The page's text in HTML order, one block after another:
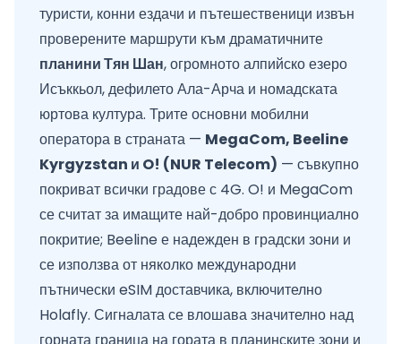
туристи, конни ездачи и пътешественици извън
проверените маршрути към драматичните
планини Тян Шан, огромното алпийско езеро
Исъккьол, дефилето Ала-Арча и номадската
юртова култура. Трите основни мобилни
оператора в страната — MegaCom, Beeline
Kyrgyzstan и O! (NUR Telecom) — съвкупно
покриват всички градове с 4G. O! и MegaCom
се считат за имащите най-добро провинциално
покритие; Beeline е надежден в градски зони и
се използва от няколко международни
пътнически eSIM доставчика, включително
Holafly. Сигналата се влошава значително над